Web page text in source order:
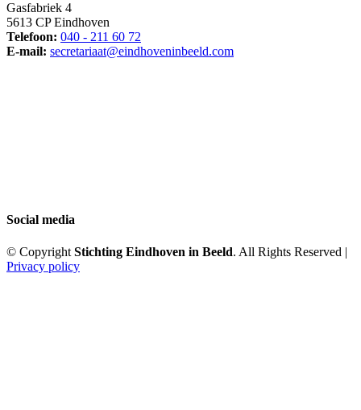
Gasfabriek 4
5613 CP Eindhoven
Telefoon: 040 - 211 60 72
E-mail: secretariaat@eindhoveninbeeld.com
Social media
© Copyright Stichting Eindhoven in Beeld. All Rights Reserved |
Privacy policy